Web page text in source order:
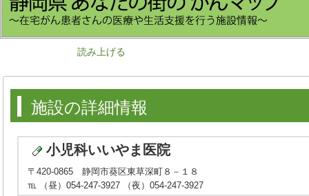
読み上げる
施設の詳細情報
小児科いいやま医院
〒420-0865 静岡市葵区東草深町８－１８
℡ （昼）054-247-3927 （夜）054-247-3927